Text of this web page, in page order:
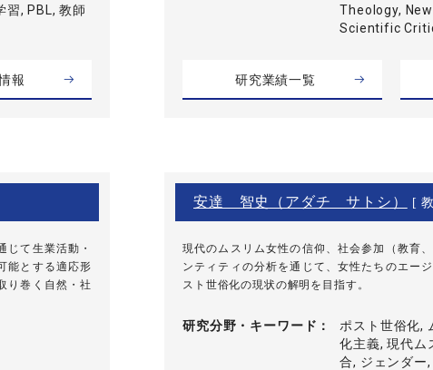
習, PBL, 教師
報
Theology,
Scientific
研究業績一覧
じて生業活動・
能とする適応形
り巻く自然・社
安達 智史（アダチ サトシ） [
現代のムスリム女性の信仰、社会参加（教育
ンティティの分析を通じて、女性たちのエー
スト世俗化の現状の解明を目指す。
研究分野・ キーワード
ポスト世俗化,
化主義, 現代ム
合, ジェンダー